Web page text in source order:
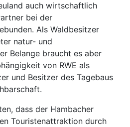
auch wirtschaftlich
bei der
Als Waldbesitzer
natur- und
Belange braucht es aber
von RWE als
und Besitzer des Tagebaus
dass der Hambacher
Touristenattraktion durch